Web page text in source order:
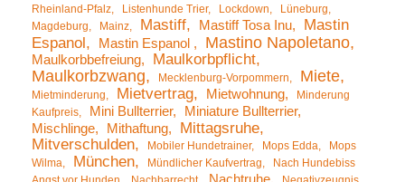
Rheinland-Pfalz
Listenhunde Trier Lockdown
Lüneburg
Magdeburg
Mainz Mastiff Mastiff Tosa Inu
Mastin
Espanol
Mastin Espanol Mastino Napoletano
Maulkorbbefreiung Maulkorbpflicht
Maulkorbzwang Mecklenburg-Vorpommern Miete
Mietminderung Mietvertrag Mietwohnung
Minderung
Kaufpreis
Mini Bullterrier
Miniature Bullterrier
Mischlinge
Mithaftung
Mittagsruhe
Mitverschulden
Mobiler Hundetrainer Mops Edda
Mops
Wilma
München Mündlicher Kaufvertrag
Nach Hundebiss